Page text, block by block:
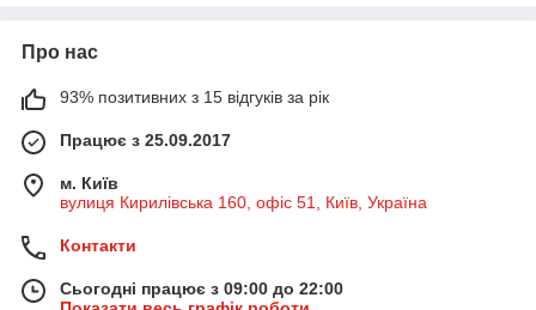
Про нас
93% позитивних з 15 відгуків за рік
Працює з 25.09.2017
м. Київ
вулиця Кирилівська 160, офіс 51, Київ, Україна
Контакти
Сьогодні працює з 09:00 до 22:00